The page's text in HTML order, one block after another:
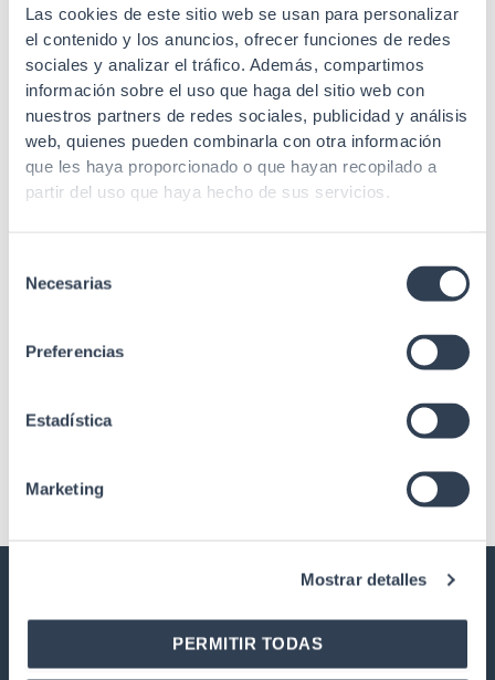
Las cookies de este sitio web se usan para personalizar
el contenido y los anuncios, ofrecer funciones de redes
sociales y analizar el tráfico. Además, compartimos
información sobre el uso que haga del sitio web con
nuestros partners de redes sociales, publicidad y análisis
web, quienes pueden combinarla con otra información
que les haya proporcionado o que hayan recopilado a
partir del uso que haya hecho de sus servicios.
Necesarias
Preferencias
Estadística
Marketing
Mostrar detalles
PERMITIR TODAS
Ferramentas de fibra óptica
Ferramenta de purga do
Ferramentas de fibra óptica
Tesoura de aramida F.O.
SKU: 34GTBPFO
Esvazia a garrafa de pressão
Lápis de limpeza automática
SOLUÇÕES DE TELECOMUNICAÇÕES
A nossa história